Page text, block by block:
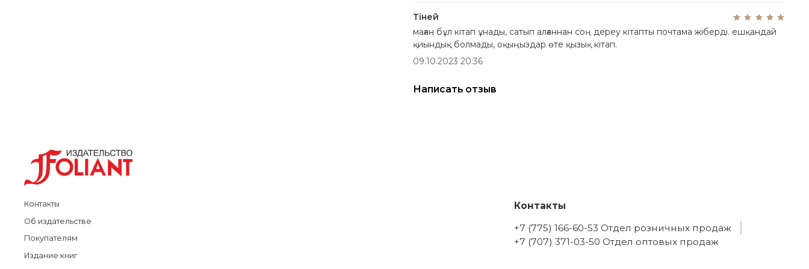
Тіней
маған бұл кітап ұнады, сатып алғаннан соң дереу кітапты почтама жіберді. ешқандай
қиындық болмады, оқыңыздар өте қызық кітап.
09.10.2023 20:36
Написать отзыв
Контакты
Об издательстве
Покупателям
Издание книг
Контакты
+7 (775) 166-60-53 Отдел розничных продаж
+7 (707) 371-03-50 Отдел оптовых продаж